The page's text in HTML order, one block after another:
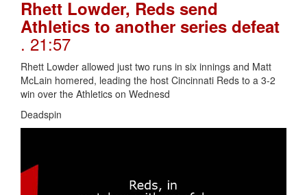
Rhett Lowder, Reds send
Athletics to another series defeat
. 21:57
Rhett Lowder allowed just two runs in six innings and Matt
McLain homered, leading the host Cincinnati Reds to a 3-2
win over the Athletics on Wednesd
Deadspin